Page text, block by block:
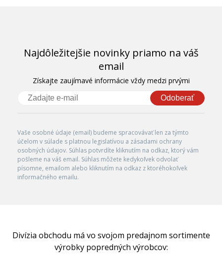
Najdôležitejšie novinky priamo na váš
email
Získajte zaujímavé informácie vždy medzi prvými
Odoberať
Vaše osobné údaje (email) budeme spracovávať len za týmto
účelom v súlade s platnou legislatívou a zásadami ochrany
osobných údajov. Súhlas potvrdíte kliknutím na odkaz, ktorý vám
pošleme na váš email. Súhlas môžete kedykoľvek odvolať
písomne, emailom alebo kliknutím na odkaz z ktoréhokoľvek
informačného emailu.
Divízia obchodu má vo svojom predajnom sortimente
výrobky popredných výrobcov: